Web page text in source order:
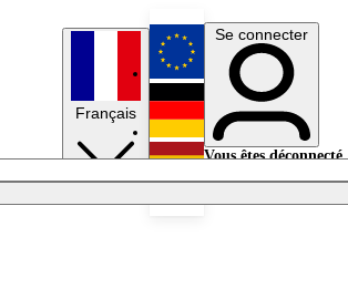
Français
English
Deutsch
Se connecter
Vous êtes déconnecté.